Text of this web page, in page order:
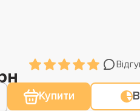
Купити